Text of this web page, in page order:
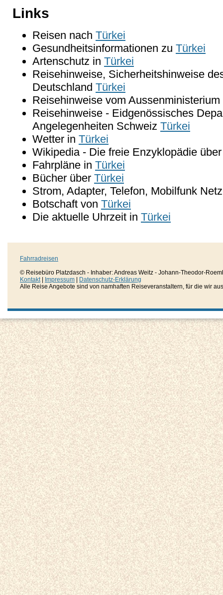
Links
Reisen nach Türkei
Gesundheitsinformationen zu Türkei
Artenschutz in Türkei
Reisehinweise, Sicherheitshinweise
Deutschland Türkei
Reisehinweise vom
Reisehinweise - Eidgenössisches
Angelegenheiten Schweiz Türkei
Wetter in Türkei
Wikipedia - Die freie Enzyklopädie
Fahrpläne in Türkei
Bücher über Türkei
Strom, Adapter, Telefon, Mobilfunk
Botschaft von Türkei
Die aktuelle Uhrzeit in Türkei
Fahrradreisen
© Reisebüro Platzdasch - Inhaber: Andreas Weitz - Johann-Theodor-
Kontakt| Impressum
Datenschutz-Erklärung
Alle Reise Angebote sind von namhaften Reiseveranstaltern, für die wir